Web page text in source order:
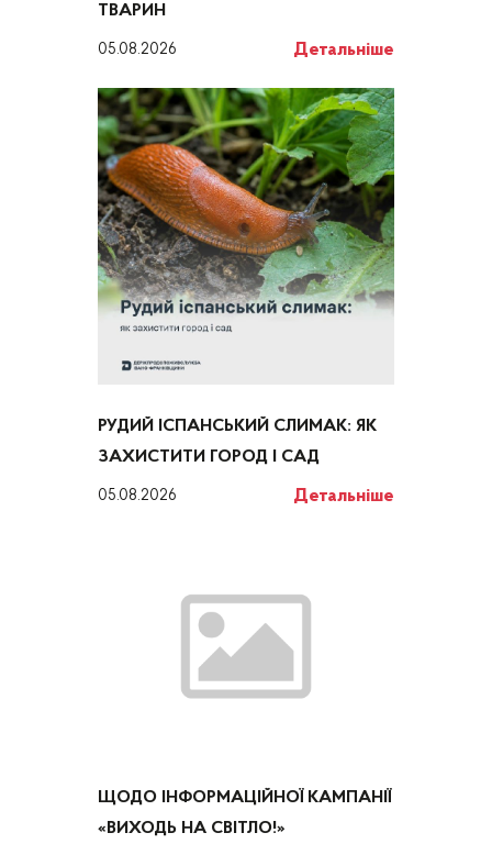
ТВАРИН
05.08.2026 Детальніше
РУДИЙ ІСПАНСЬКИЙ СЛИМАК: ЯК
ЗАХИСТИТИ ГОРОД І САД
05.08.2026 Детальніше
ЩОДО ІНФОРМАЦІЙНОЇ КАМПАНІЇ
«ВИХОДЬ НА СВІТЛО!»